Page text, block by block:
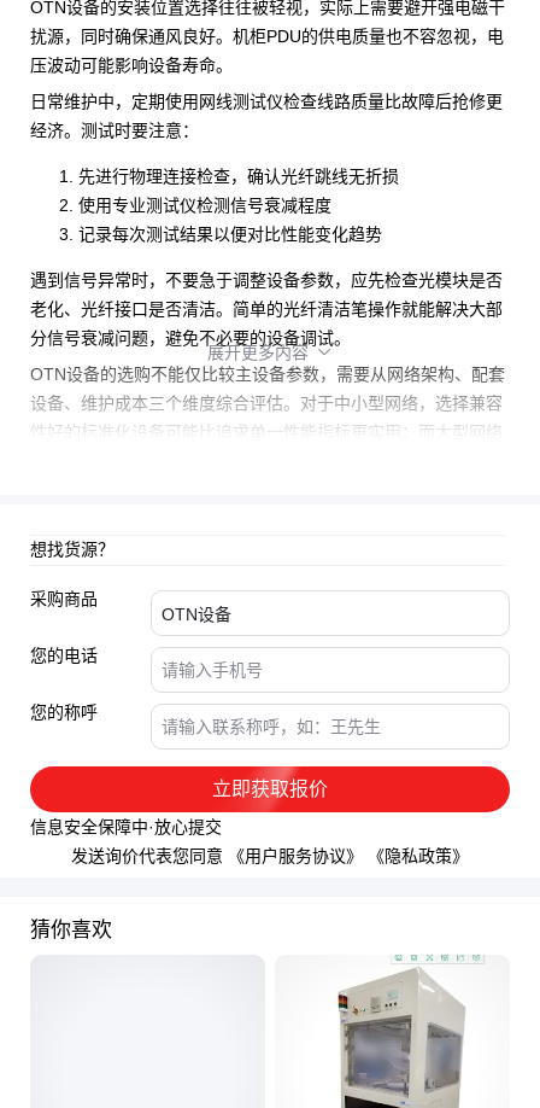
OTN设备的安装位置选择往往被轻视，实际上需要避开强电磁干
扰源，同时确保通风良好。 机柜PDU的供电质量也不容忽视，电
压波动可能影响设备寿命。
日常维护中，定期使用 网线测试仪检查线路质量比故障后抢修更
经济。测试时要注意：
先进行物理连接检查，确认光纤跳线无折损
使用专业测试仪检测信号衰减程度
记录每次测试结果以便对比性能变化趋势
遇到信号异常时，不要急于调整设备参数，应先检查光模块是否
老化、光纤接口是否清洁。简单的光纤清洁笔操作就能解决大部
分信号衰减问题，避免不必要的设备调试。
OTN设备的选购不能仅比较主设备参数，需要从网络架构、配套
设备、维护成本三个维度综合评估。对于中小型网络，选择兼容
性好的标准化设备可能比追求单一性能指标更实用；而大型网络
展开更多内容 
想找货源？
采购商品
您的电话
您的称呼
立即获取报价
信息安全保障中·放心提交
发送询价代表您同意 《用户服务协议》 《隐私政策》
猜你喜欢